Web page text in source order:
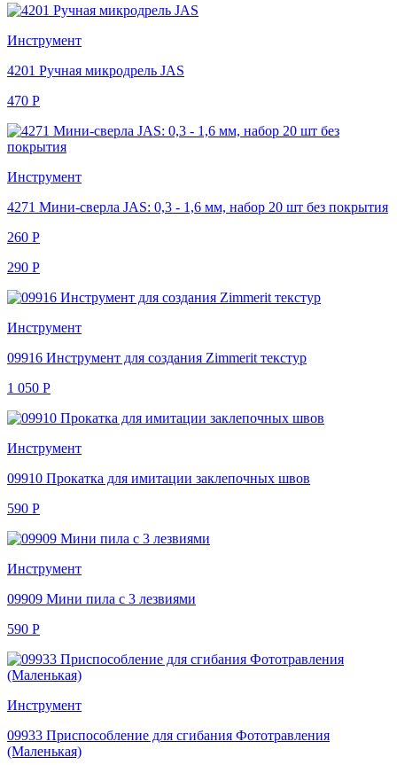
Инструмент
4201 Ручная микродрель JAS
470 Р
Инструмент
4271 Мини-сверла JAS: 0,3 - 1,6 мм, набор 20 шт без покрытия
260 Р
290 Р
Инструмент
09916 Инструмент для создания Zimmerit текстур
1 050 Р
Инструмент
09910 Прокатка для имитации заклепочных швов
590 Р
Инструмент
09909 Мини пила с 3 лезвиями
590 Р
Инструмент
09933 Приспособление для сгибания Фототравления
(Маленькая)